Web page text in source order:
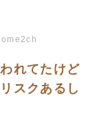
れてたけど
スクあるし